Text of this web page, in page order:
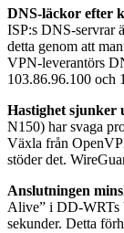
DNS-läckor efter
ISP:s DNS-servrar
detta genom att
VPN-leverantörs
103.86.96.100 och
Hastighet sjunker
N150) har svaga
Växla från
stöder det.
Anslutningen
Alive” i DD-WRTs
sekunder. Detta